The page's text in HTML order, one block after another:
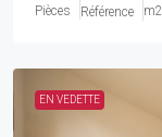
Pièces
Référence
m2
EN VEDETTE